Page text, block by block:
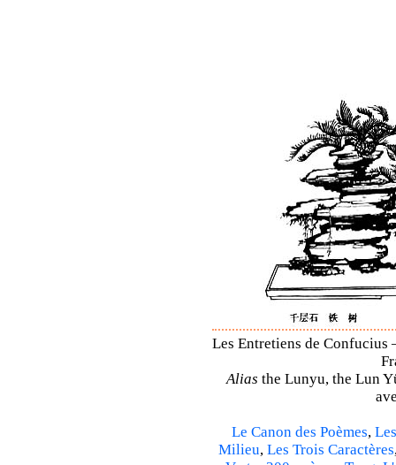
Les Entretiens de
Alias the Lunyu, the Lun
Le Canon des Poèmes,
Milieu, Les Trois Caractères